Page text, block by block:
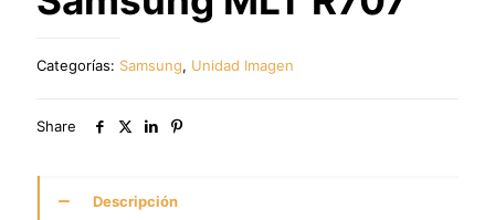
Categorías: Samsung, Unidad Imagen
Share
Descripción